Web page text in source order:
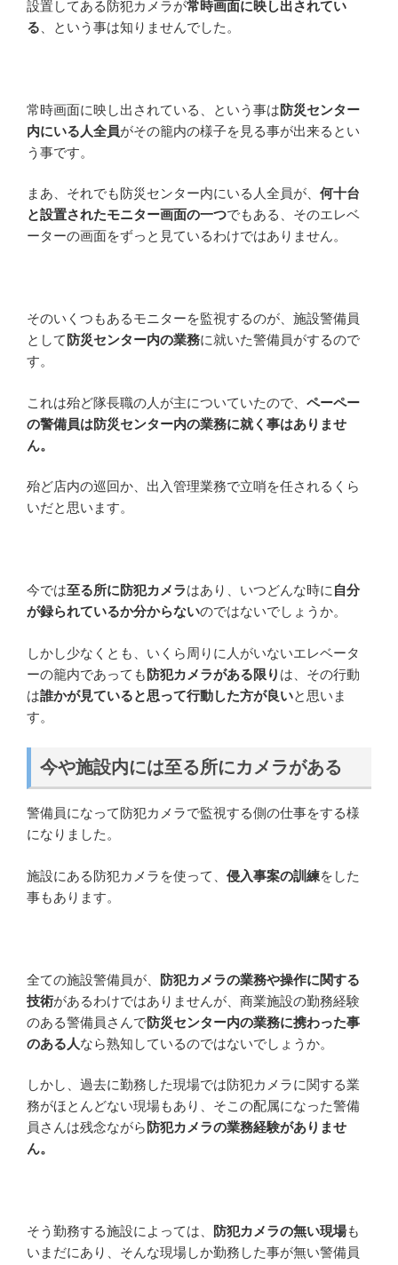
設置してある防犯カメラが常時画面に映し出されてい
る 、という事は知りませんでした。
常時画面に映し出されている、という事は防災センター
内にいる人全員がその籠内の様子を見る事が出来るとい
う事です。
まあ、それでも防災センター内にいる人全員が、 何十台
と設置されたモニター画面の一つでもある、そのエレベ
ーターの画面をずっと見ているわけではありません。
そのいくつもあるモニターを監視するのが、施設警備員
として 防災センター内の業務に就いた警備員がするので
す。
これは殆ど隊長職の人が主についていたので、 ペーペー
の警備員は防災センター内の業務に就く事はありませ
ん。
殆ど店内の巡回か、出入管理業務で立哨を任されるくら
いだと思います。
今では至る所に防犯カメラはあり、いつどんな時に 自分
が録られているか分からないのではないでしょうか。
しかし少なくとも、いくら周りに人がいないエレベータ
ーの籠内であっても 防犯カメラがある限り は、その行動
は誰かが見ていると思って行動した方が良いと思いま
す。
今や施設内には至る所にカメラがある
警備員になって防犯カメラで監視する側の仕事をする様
になりました。
施設にある防犯カメラを使って、 侵入事案の訓練をした
事もあります。
全ての施設警備員が、
防犯カメラの業務や操作に関する
技術があるわけではありませんが、商業施設の勤務経験
のある警備員さんで防災センター内の業務に携わった事
のある人なら熟知しているのではないでしょうか。
しかし、過去に勤務した現場では防犯カメラに関する業
務がほとんどない現場もあり、そこの配属になった警備
員さんは残念ながら 防犯カメラの業務経験がありませ
ん。
そう勤務する施設によっては、 防犯カメラの無い現場も
いまだにあり、そんな現場しか勤務した事が無い警備員